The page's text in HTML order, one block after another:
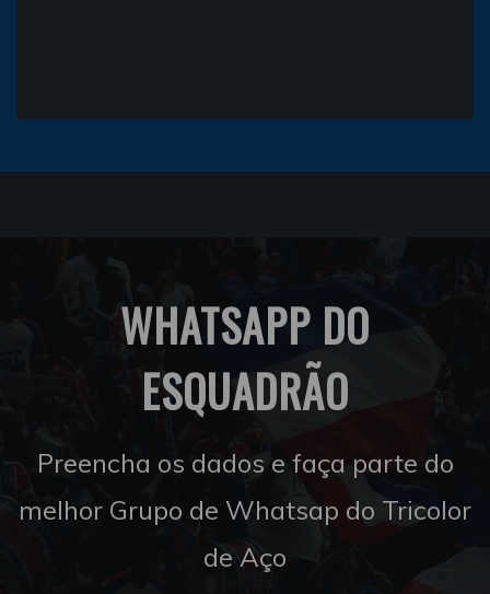
WHATSAPP DO
ESQUADRÃO
Preencha os dados e faça parte do
melhor Grupo de Whatsap do Tricolor
de Aço